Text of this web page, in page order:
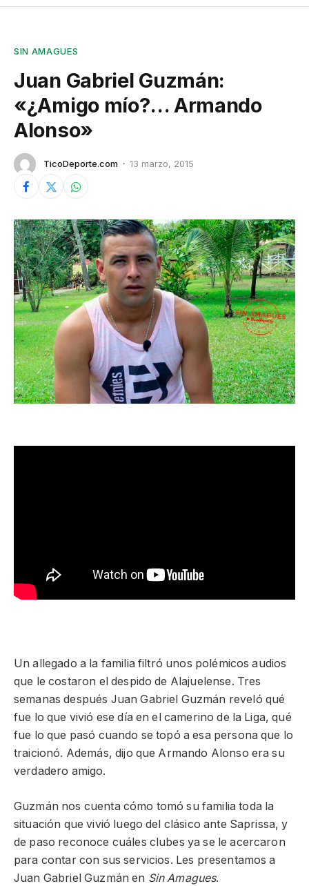
SIN AMAGUES
Juan Gabriel Guzmán:
«¿Amigo mío?… Armando
Alonso»
TicoDeporte.com 13 marzo, 2015
Un allegado a la familia filtró unos polémicos audios
que le costaron el despido de Alajuelense. Tres
semanas después Juan Gabriel Guzmán reveló qué
fue lo que vivió ese día en el camerino de la Liga, qué
fue lo que pasó cuando se topó a esa persona que lo
traicionó. Además, dijo que Armando Alonso era su
verdadero amigo.
Guzmán nos cuenta cómo tomó su familia toda la
situación que vivió luego del clásico ante Saprissa, y
de paso reconoce cuáles clubes ya se le acercaron
para contar con sus servicios. Les presentamos a
Juan Gabriel Guzmán en Sin Amagues.